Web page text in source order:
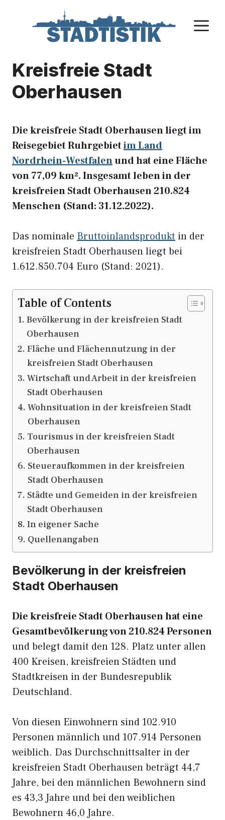
Kreisfreie Stadt
Oberhausen
Die kreisfreie Stadt Oberhausen liegt im
Reisegebiet Ruhrgebietim Land
Nordrhein-Westfalenund hat eine Fläche
von 77,09 km². Insgesamt leben in der
kreisfreien Stadt Oberhausen 210.824
Menschen (Stand: 31.12.2022).
Das nominale Bruttoinlandsprodukt in der
kreisfreien Stadt Oberhausen liegt bei
1.612.850.704 Euro (Stand: 2021).
Table of Contents
Bevölkerung in der kreisfreien Stadt
Oberhausen
Fläche und Flächennutzung in der
kreisfreien Stadt Oberhausen
Wirtschaft und Arbeit in der kreisfreien
Stadt Oberhausen
Wohnsituation in der kreisfreien Stadt
Oberhausen
Tourismus in der kreisfreien Stadt
Oberhausen
Steueraufkommen in der kreisfreien
Stadt Oberhausen
Städte und Gemeiden in der kreisfreien
Stadt Oberhausen
In eigener Sache
Quellenangaben
Bevölkerung in der kreisfreien
Stadt Oberhausen
Die kreisfreie Stadt Oberhausen hat eine
Gesamtbevölkerung von 210.824 Personen
und belegt damit den 128. Platz unter allen
400 Kreisen, kreisfreien Städten und
Stadtkreisen in der Bundesrepublik
Deutschland.
Von diesen Einwohnern sind 102.910
Personen männlich und 107.914 Personen
weiblich. Das Durchschnittsalter in der
kreisfreien Stadt Oberhausen beträgt 44,7
Jahre, bei den männlichen Bewohnern sind
es 43,3 Jahre und bei den weiblichen
Bewohnern 46,0 Jahre.